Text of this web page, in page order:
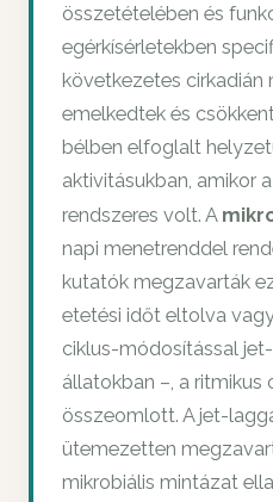
összetételében és
egérkísérletekben
következetes cirkadián
emelkedtek és
bélben elfoglalt
aktivitásukban, amikor
rendszeres volt. A
napi menetrenddel
kutatók megzavarták
etetési időt eltolva
ciklus-módosítással
állatokban –, a ritmikus
összeomlott. A jet-
ütemezetten
mikrobiális mintázat